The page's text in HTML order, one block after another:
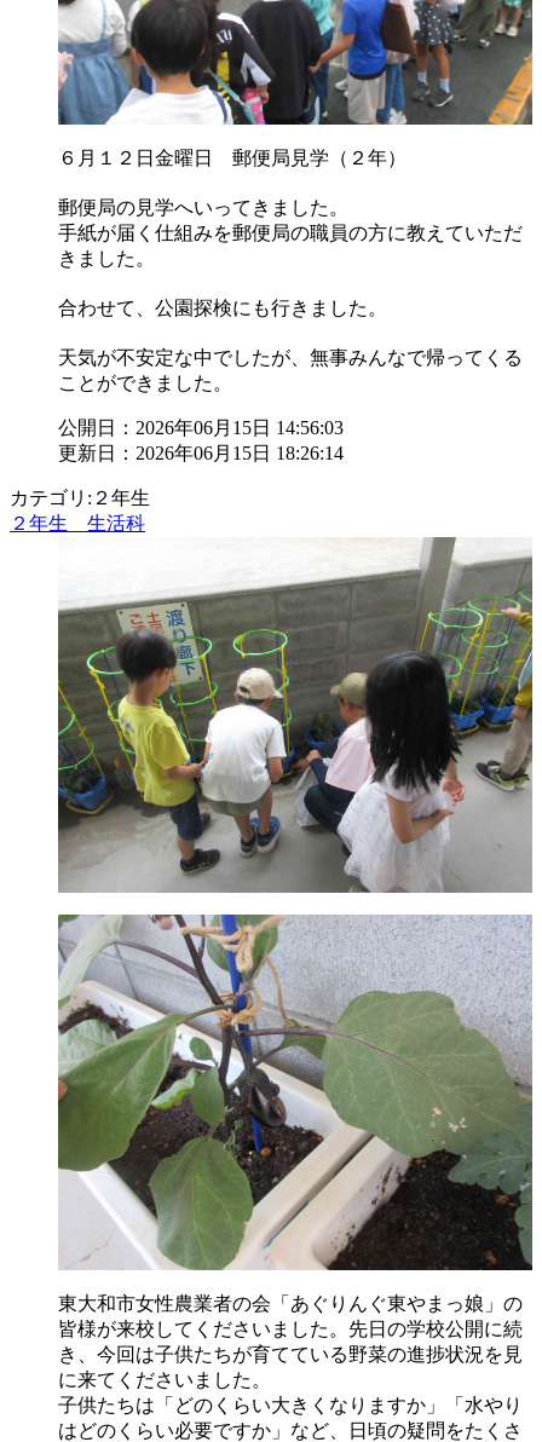
６月１２日金曜日 郵便局見学（２年）
郵便局の見学へいってきました。
手紙が届く仕組みを郵便局の職員の方に教えていただ
きました。
合わせて、公園探検にも行きました。
天気が不安定な中でしたが、無事みんなで帰ってくる
ことができました。
公開日：2026年06月15日 14:56:03
更新日：2026年06月15日 18:26:14
カテゴリ:２年生
２年生 生活科
東大和市女性農業者の会「あぐりんぐ東やまっ娘」の
皆様が来校してくださいました。先日の学校公開に続
き、今回は子供たちが育てている野菜の進捗状況を見
に来てくださいました。
子供たちは「どのくらい大きくなりますか」「水やり
はどのくらい必要ですか」など、日頃の疑問をたくさ